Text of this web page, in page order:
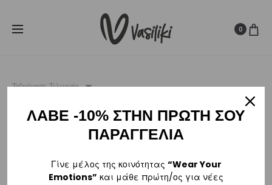
των
80€ 0
Ταξινόμηση: Τελευταία
ΛΑΒΕ -10% ΣΤΗΝ ΠΡΩΤΗ ΣΟΥ
ΠΑΡΑΓΓΕΛΙΑ
Γίνε μέλος της κοινότητας “Wear Your
Emotions” και μάθε πρώτη/ος για νέες